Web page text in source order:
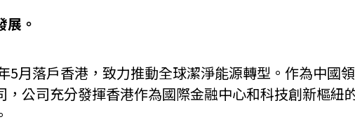
。
5月落戶香港，致力推動全球潔淨能源轉型。作為中國
公司充分發揮香港作為國際金融中心和科技創新樞紐